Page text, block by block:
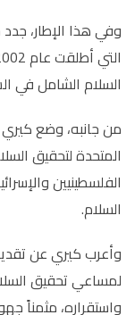
وفي هذا الإطار، جدد
السلام الشامل في
من جانبه، وضع
المتحدة لتحقيق
الفلسطينيين
السلام.
وأعرب كيري عن
لمساعي تحقيق
واستقراره، مثمناً